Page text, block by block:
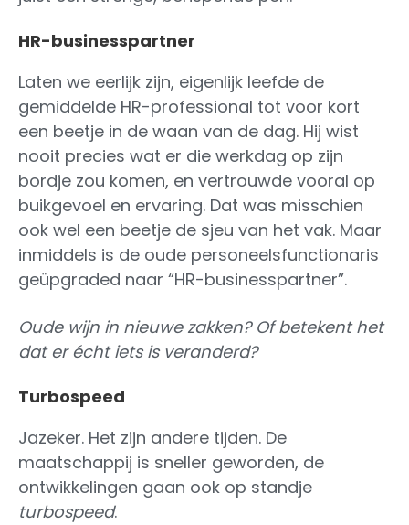
HR-businesspartner
Laten we eerlijk zijn, eigenlijk leefde de
gemiddelde HR-professional tot voor kort
een beetje in de waan van de dag. Hij wist
nooit precies wat er die werkdag op zijn
bordje zou komen, en vertrouwde vooral op
buikgevoel en ervaring. Dat was misschien
ook wel een beetje de sjeu van het vak. Maar
inmiddels is de oude personeelsfunctionaris
geüpgraded naar “HR-businesspartner”.
Oude wijn in nieuwe zakken? Of betekent het
dat er écht iets is veranderd?
Turbospeed
Jazeker. Het zijn andere tijden. De
maatschappij is sneller geworden, de
ontwikkelingen gaan ook op standje
turbospeed.